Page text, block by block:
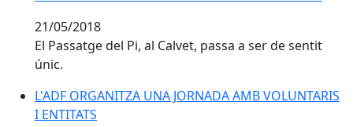
21/05/2018
El Passatge del Pi, al Calvet, passa a ser de sentit
únic.
L'ADF ORGANITZA UNA JORNADA AMB VOLUNTARIS I
L'ADF ORGANITZA UNA JORNADA AMB VOLUNTARIS
I ENTITATS